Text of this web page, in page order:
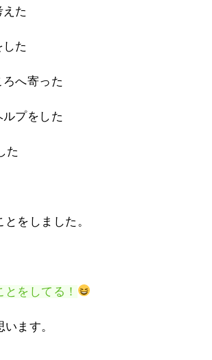
た
た
へ寄った
プをした
た
をしました。
をしてる！
ます。